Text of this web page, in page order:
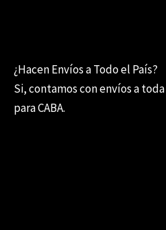
¿Hacen Envíos a Todo el País?
Si, contamos con envíos a
para CABA.